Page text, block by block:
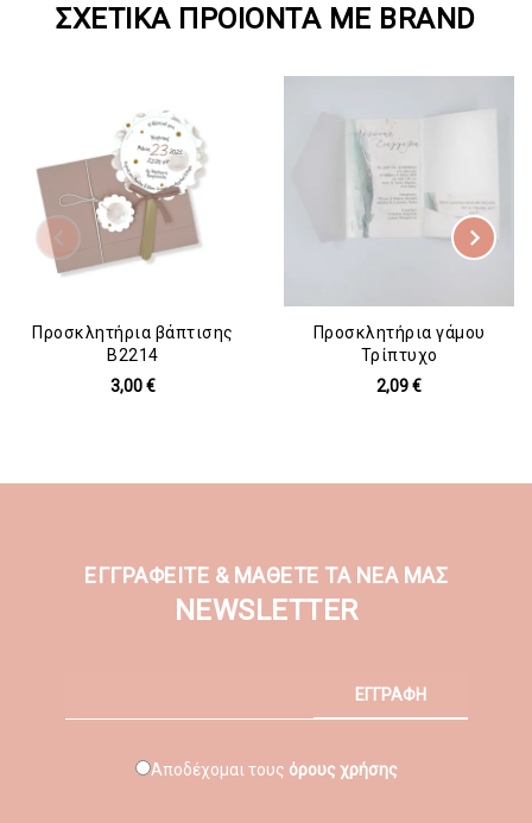
ΣΧΕΤΙΚΆ ΠΡΟΙΌΝΤΑ ΜΕ BRAND
Προσκλητήρια βάπτισης
B2214
3,00 €
Προσκλητήρια γάμου
Τρίπτυχο
2,09 €
ΕΓΓΡΑΦΕΙΤΕ & ΜΑΘΕΤΕ ΤΑ ΝΕΑ ΜΑΣ
NEWSLETTER
ΕΓΓΡΑΦΗ
Αποδέχομαι τους όρους χρήσης